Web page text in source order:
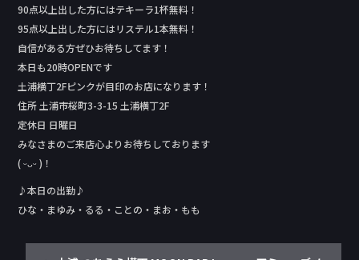
90点以上出した方にはテキーラ1杯無料！
95点以上出した方にはリステル1本無料！
自信がある方ぜひお待ちしてます！
本日も20時OPENです
土浦横丁2Fピンクが目印のお店になります！
住所 土浦市桜町3-3-15 土浦横丁2F
定休日 日曜日
みなさまのご来店心よりお待ちしております
( ᵕᴗᵕ )！
♪本日の出勤♪
ひな・まゆみ・るる・ことの・まお・もも